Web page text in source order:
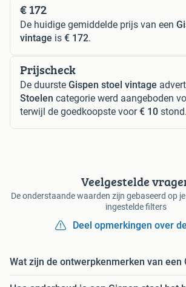
€ 172
De huidige gemiddelde prijs van een
vintage is € 172.
Prijscheck
De duurste Gispen stoel vintage
Stoelen categorie werd aangeboden
terwijl de goedkoopste voor€ 10 stond.
Veelgestelde
De onderstaande waarden zijn gebaseerd op
ingestelde filters
Deel opmerkingen over
Wat zijn de ontwerpkenmerken van een